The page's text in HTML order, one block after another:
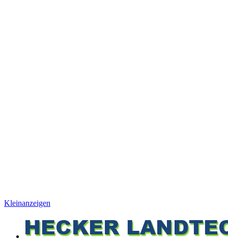
Kleinanzeigen